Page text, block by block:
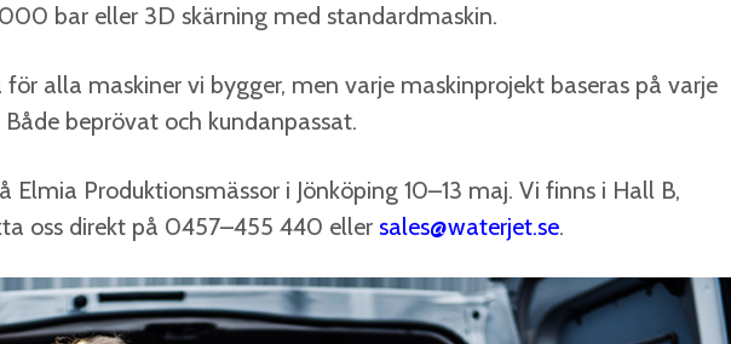
bar eller 3D skärning med standardmaskin.
alla maskiner vi bygger, men varje maskinprojekt baseras på varje
beprövat och kundanpassat.
Produktionsmässor i Jönköping 10–13 maj. Vi finns i Hall B,
oss direkt på 0457–455 440 eller sales@waterjet.se.